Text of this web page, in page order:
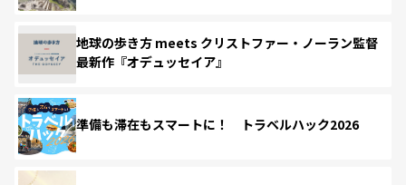
地球の歩き方 meets クリストファー・ノーラン監督
最新作『オデュッセイア』
準備も滞在もスマートに！ トラベルハック2026